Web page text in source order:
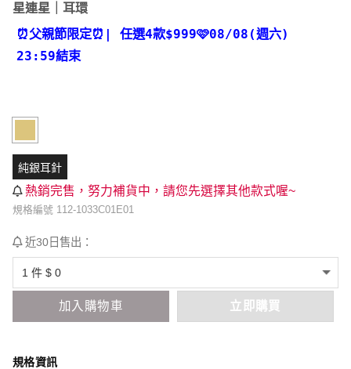
評分5.00
1
位顧客進行
評分
星連星｜耳環
⏰父親節限定⏰ | 任選4款$999🩷08/08(週六)
23:59結束
純銀耳針
熱銷完售，努力補貨中，請您先選擇其他款式喔~
規格編號 112-1033C01E01
近30日售出：
加入購物車 立即購買
規格資訊